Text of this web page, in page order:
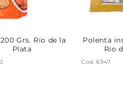
Grs. Río de la
Plata
Polenta
Río
Cod: 6947